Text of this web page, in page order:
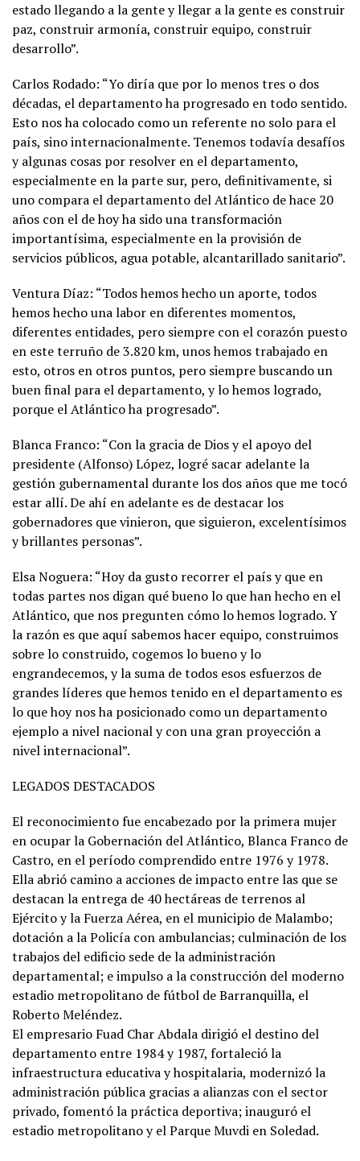
estado llegando a la gente y llegar a la gente es construir
paz, construir armonía, construir equipo, construir
desarrollo”.
Carlos Rodado: “Yo diría que por lo menos tres o dos
décadas, el departamento ha progresado en todo sentido.
Esto nos ha colocado como un referente no solo para el
país, sino internacionalmente. Tenemos todavía desafíos
y algunas cosas por resolver en el departamento,
especialmente en la parte sur, pero, definitivamente, si
uno compara el departamento del Atlántico de hace 20
años con el de hoy ha sido una transformación
importantísima, especialmente en la provisión de
servicios públicos, agua potable, alcantarillado sanitario”.
Ventura Díaz: “Todos hemos hecho un aporte, todos
hemos hecho una labor en diferentes momentos,
diferentes entidades, pero siempre con el corazón puesto
en este terruño de 3.820 km, unos hemos trabajado en
esto, otros en otros puntos, pero siempre buscando un
buen final para el departamento, y lo hemos logrado,
porque el Atlántico ha progresado”.
Blanca Franco: “Con la gracia de Dios y el apoyo del
presidente (Alfonso) López, logré sacar adelante la
gestión gubernamental durante los dos años que me tocó
estar allí. De ahí en adelante es de destacar los
gobernadores que vinieron, que siguieron, excelentísimos
y brillantes personas”.
Elsa Noguera: “Hoy da gusto recorrer el país y que en
todas partes nos digan qué bueno lo que han hecho en el
Atlántico, que nos pregunten cómo lo hemos logrado. Y
la razón es que aquí sabemos hacer equipo, construimos
sobre lo construido, cogemos lo bueno y lo
engrandecemos, y la suma de todos esos esfuerzos de
grandes líderes que hemos tenido en el departamento es
lo que hoy nos ha posicionado como un departamento
ejemplo a nivel nacional y con una gran proyección a
nivel internacional”.
LEGADOS DESTACADOS
El reconocimiento fue encabezado por la primera mujer
en ocupar la Gobernación del Atlántico, Blanca Franco de
Castro, en el período comprendido entre 1976 y 1978.
Ella abrió camino a acciones de impacto entre las que se
destacan la entrega de 40 hectáreas de terrenos al
Ejército y la Fuerza Aérea, en el municipio de Malambo;
dotación a la Policía con ambulancias; culminación de los
trabajos del edificio sede de la administración
departamental; e impulso a la construcción del moderno
estadio metropolitano de fútbol de Barranquilla, el
Roberto Meléndez.
El empresario Fuad Char Abdala dirigió el destino del
departamento entre 1984 y 1987, fortaleció la
infraestructura educativa y hospitalaria, modernizó la
administración pública gracias a alianzas con el sector
privado, fomentó la práctica deportiva; inauguró el
estadio metropolitano y el Parque Muvdi en Soledad.